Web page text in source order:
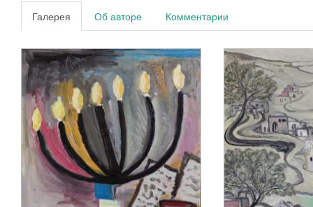
Галерея Об авторе Комментарии